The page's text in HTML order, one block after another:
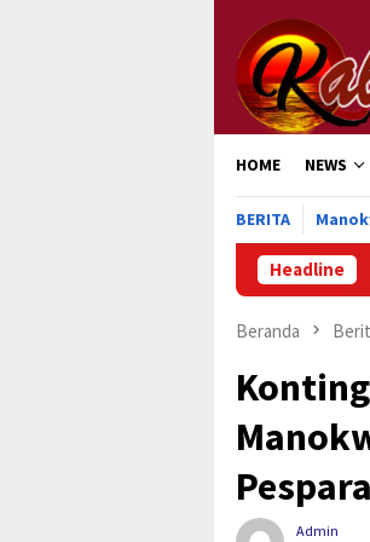
konten
HOME NEWS
BERITA
Headline
Beranda
Admin